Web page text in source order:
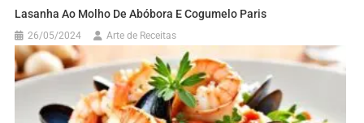
Lasanha Ao Molho De Abóbora E Cogumelo Paris
26/05/2024 Arte de Receitas